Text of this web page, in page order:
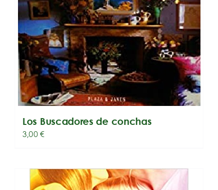
Los Buscadores de conchas
3,00€